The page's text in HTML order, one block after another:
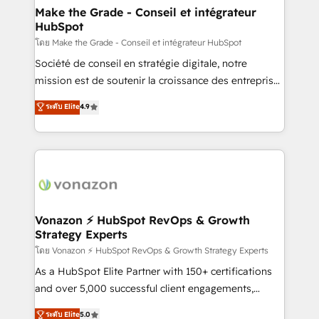
& reprise de données - Stratégie RevOps &
alignement Marketing / Sales - Data, reporting &
tableaux de bord - Onboarding, audit &
optimisation - Intégrations métiers (ERP, téléphonie,
e-commerce) - Formation & accompagnement au
et grandes entreprises en France et à l'international,
dans des secteurs variés : SaaS, immobilier,
Make the Grade - Conseil et intégrateur
HubSpot
โดย Make the Grade - Conseil et intégrateur HubSpot
Société de conseil en stratégie digitale, notre
mission est de soutenir la croissance des entreprises
B2B à travers l’acquisition de nouveaux clients,
l'intégration CRM et le développement des revenus
auprès de vos comptes existants. En France et à
l'international, nous travaillons avec des ETI
delà d’une simple transformation digitale et des
➤ L’intégration de CRM et de méthodologie RevOps
pour aligner les équipes marketing, commerciales et
support client (data migration, synchronisation API,
audit et maintenance) ➤ La création de sites internet
de conversion qui transforment les visiteurs en
ระดับ Elite4.9
Vonazon ⚡ HubSpot RevOps & Growth
Strategy Experts
โดย Vonazon ⚡ HubSpot RevOps & Growth Strategy Experts
As a HubSpot Elite Partner with 150+ certifications
and over 5,000 successful client engagements,
Vonazon turns marketing complexity into
ระดับ Elite5.0